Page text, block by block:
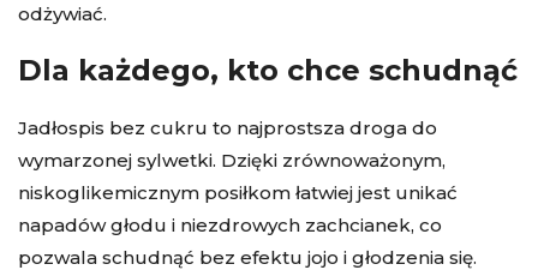
odżywiać.
Dla każdego, kto chce schudnąć
Jadłospis bez cukru to najprostsza droga do
wymarzonej sylwetki. Dzięki zrównoważonym,
niskoglikemicznym posiłkom łatwiej jest unikać
napadów głodu i niezdrowych zachcianek, co
pozwala schudnąć bez efektu jojo i głodzenia się.